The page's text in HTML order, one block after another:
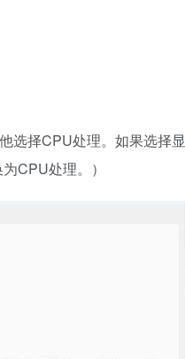
选择CPU处理。如果选择显
CPU处理。）